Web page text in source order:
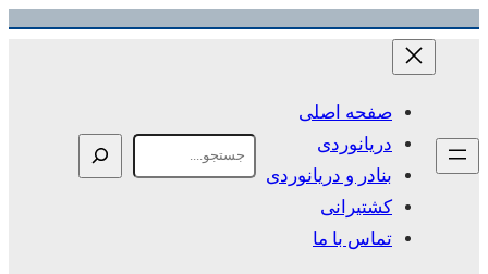
رفتن
صفحه اصلی
دریانوردی
بنادر و دریانوردی
کشتیرانی
تماس با ما